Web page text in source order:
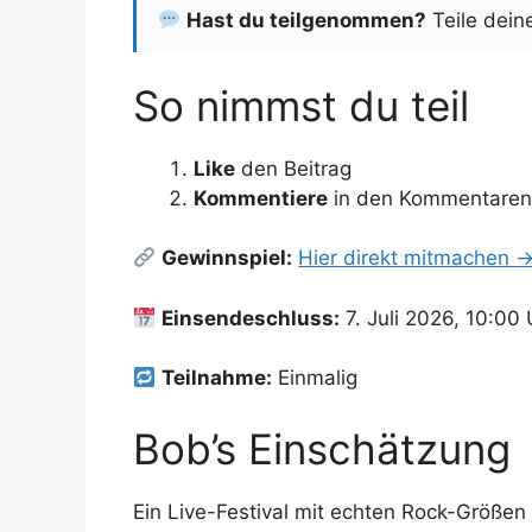
Hast du teilgenommen? Teile
So nimmst du teil
Like den Beitrag
Kommentiere in den
Gewinnspiel: Hier direkt mitmachen
Einsendeschluss: 7. Juli 2026, 10:00
Teilnahme: Einmalig
Bob’s Einschätzung
Ein Live-Festival mit echten Rock-